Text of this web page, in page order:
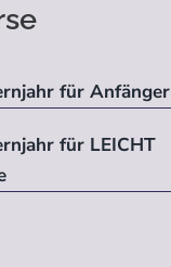
für Anfänger
für LEICHT